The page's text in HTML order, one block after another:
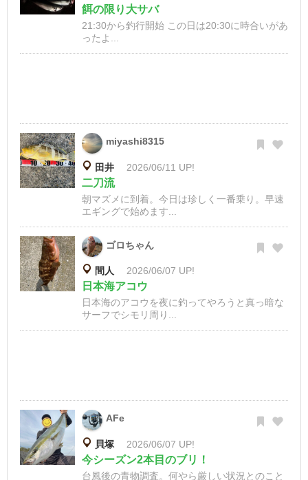
餌の限り大サバ
21:30から釣行開始 この日は20:30に時合いがあ
ったよ...
miyashi8315
田井 2026/06/11 UP!
二刀流
朝マズメに到着。今日は珍しく一番乗り。早速
エギングで始めます...
ゴロちゃん
間人 2026/06/07 UP!
日本海アコウ
日本海のアコウを夜に釣ってやろうと真っ暗な
サーフでシモリ周り...
AFe
貝塚 2026/06/07 UP!
今シーズン2本目のブリ！
台風後の青物調査。何やら厳しい状況とのこと